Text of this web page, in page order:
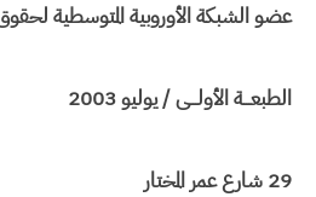
عضو الشبكة الأوروبية المتوسطية
الطبعـــة الأولـــى / يوليو 2003
29 شارع عمر المختار